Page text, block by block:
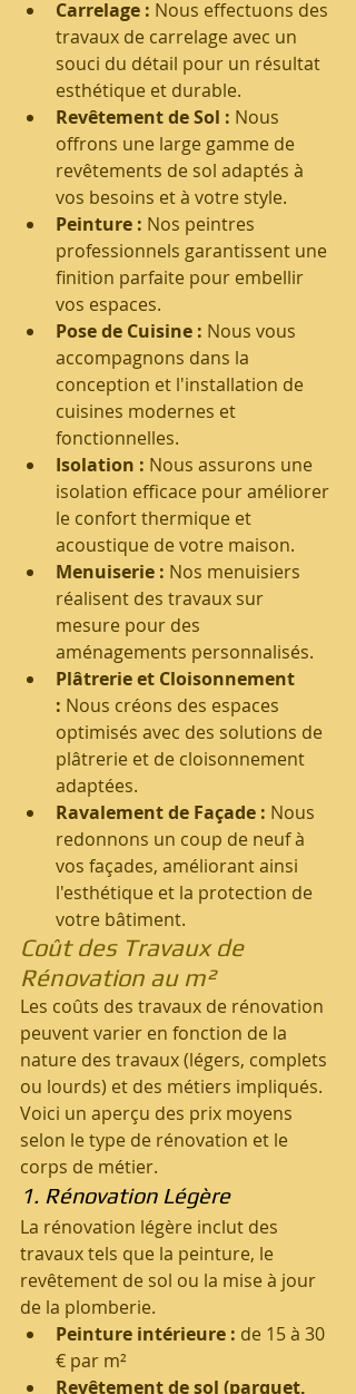
Carrelage : Nous effectuons des
travaux de carrelage avec un
souci du détail pour un résultat
esthétique et durable.
Revêtement de Sol : Nous
offrons une large gamme de
revêtements de sol adaptés à
vos besoins et à votre style.
Peinture : Nos peintres
professionnels garantissent une
finition parfaite pour embellir
vos espaces.
Pose de Cuisine : Nous vous
accompagnons dans la
conception et l'installation de
cuisines modernes et
fonctionnelles.
Isolation : Nous assurons une
isolation efficace pour améliorer
le confort thermique et
acoustique de votre maison.
Menuiserie : Nos menuisiers
réalisent des travaux sur
mesure pour des
aménagements personnalisés.
Plâtrerie et Cloisonnement
: Nous créons des espaces
optimisés avec des solutions de
plâtrerie et de cloisonnement
adaptées.
Ravalement de Façade : Nous
redonnons un coup de neuf à
vos façades, améliorant ainsi
l'esthétique et la protection de
votre bâtiment.
Coût des Travaux de
Rénovation au m²
Les coûts des travaux de rénovation
peuvent varier en fonction de la
nature des travaux (légers, complets
ou lourds) et des métiers impliqués.
Voici un aperçu des prix moyens
selon le type de rénovation et le
corps de métier.
1. Rénovation Légère
La rénovation légère inclut des
travaux tels que la peinture, le
revêtement de sol ou la mise à jour
de la plomberie.
Peinture intérieure : de 15 à 30
€ par m²
Revêtement de sol (parquet,